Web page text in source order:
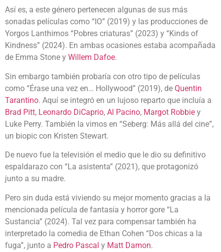
Así es, a este género pertenecen algunas de sus más
sonadas películas como “IO” (2019) y las producciones de
Yorgos Lanthimos “Pobres criaturas” (2023) y “Kinds of
Kindness” (2024). En ambas ocasiones estaba acompañada
de Emma Stone y Willem Dafoe.
Sin embargo también probaría con otro tipo de películas
como “Érase una vez en… Hollywood” (2019), de Quentin
Tarantino. Aquí se integró en un lujoso reparto que incluía a
Brad Pitt, Leonardo DiCaprio, Al Pacino, Margot Robbie y
Luke Perry. También la vimos en “Seberg: Más allá del cine”,
un biopic con Kristen Stewart.
De nuevo fue la televisión el medio que le dio su definitivo
espaldarazo con “La asistenta” (2021), que protagonizó
junto a su madre.
Pero sin duda está viviendo su mejor momento gracias a la
mencionada película de fantasía y horror gore “La
Sustancia” (2024). Tal vez para compensar también ha
interpretado la comedia de Ethan Cohen “Dos chicas a la
fuga”, junto a Pedro Pascal y Matt Damon.